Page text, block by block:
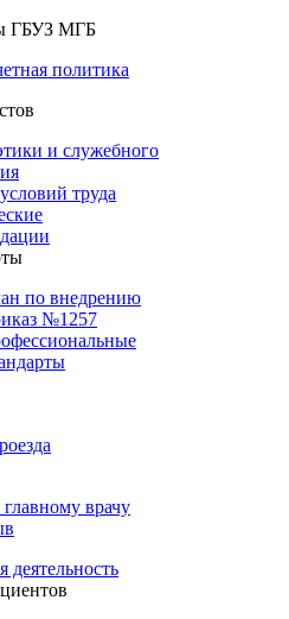
ГБУЗ МГБ
политика
и служебного
труда
по внедрению
№1257
главному врачу